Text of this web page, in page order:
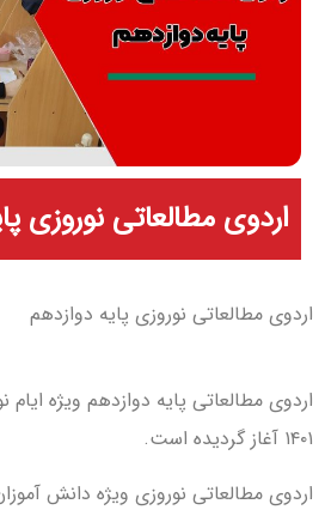
اردوی مطالعاتی نوروزی
اردوی مطالعاتی نوروزی پایه دوازدهم
۱۴۰۱ آغاز گردیده است.
اردوی مطالعاتی نوروزی ویژه دانش